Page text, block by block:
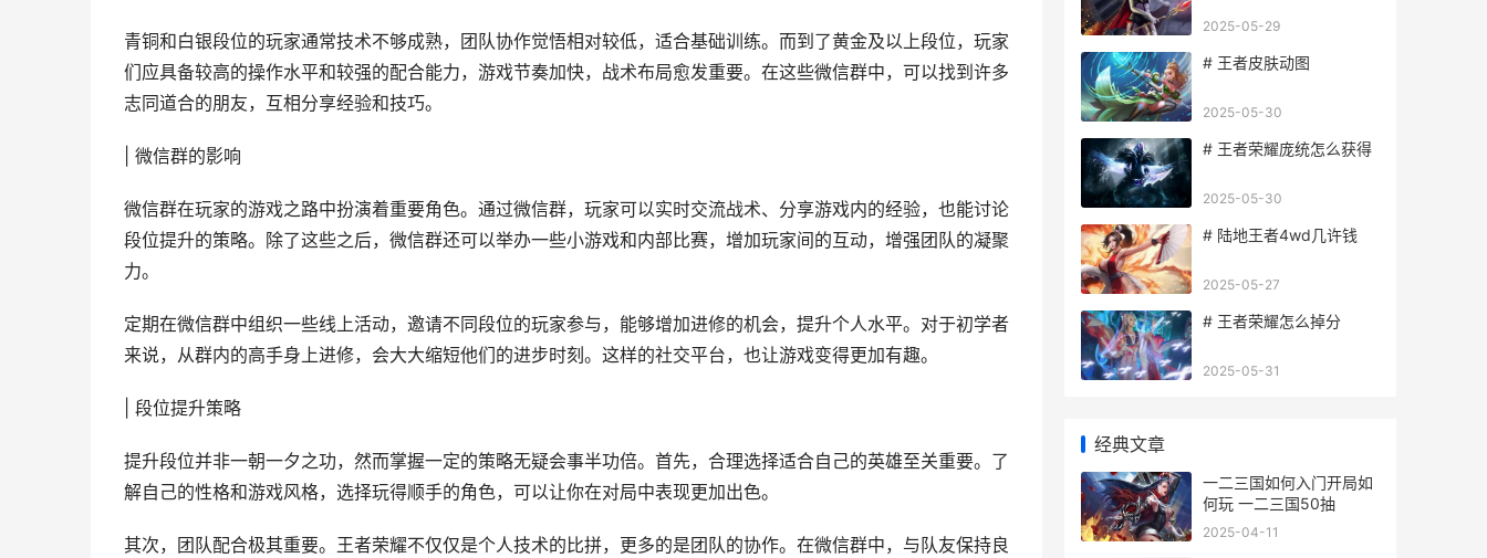
青铜和白银段位的玩家通常技术不够成熟，团队协作觉悟相对较低，适合基础训练。而到了黄金及以上段位，玩家
们应具备较高的操作水平和较强的配合能力，游戏节奏加快，战术布局愈发重要。在这些微信群中，可以找到许多
志同道合的朋友，互相分享经验和技巧。
| 微信群的影响
微信群在玩家的游戏之路中扮演着重要角色。通过微信群，玩家可以实时交流战术、分享游戏内的经验，也能讨论
段位提升的策略。除了这些之后，微信群还可以举办一些小游戏和内部比赛，增加玩家间的互动，增强团队的凝聚
力。
定期在微信群中组织一些线上活动，邀请不同段位的玩家参与，能够增加进修的机会，提升个人水平。对于初学者
来说，从群内的高手身上进修，会大大缩短他们的进步时刻。这样的社交平台，也让游戏变得更加有趣。
| 段位提升策略
提升段位并非一朝一夕之功，然而掌握一定的策略无疑会事半功倍。首先，合理选择适合自己的英雄至关重要。了
解自己的性格和游戏风格，选择玩得顺手的角色，可以让你在对局中表现更加出色。
其次，团队配合极其重要。王者荣耀不仅仅是个人技术的比拼，更多的是团队的协作。在微信群中，与队友保持良
2025-05-29
# 王者皮肤动图
2025-05-30
# 王者荣耀庞统怎么获得
2025-05-30
# 陆地王者4wd几许钱
2025-05-27
# 王者荣耀怎么掉分
2025-05-31
经典文章
一二三国如何入门开局如
何玩 一二三国50抽
2025-04-11